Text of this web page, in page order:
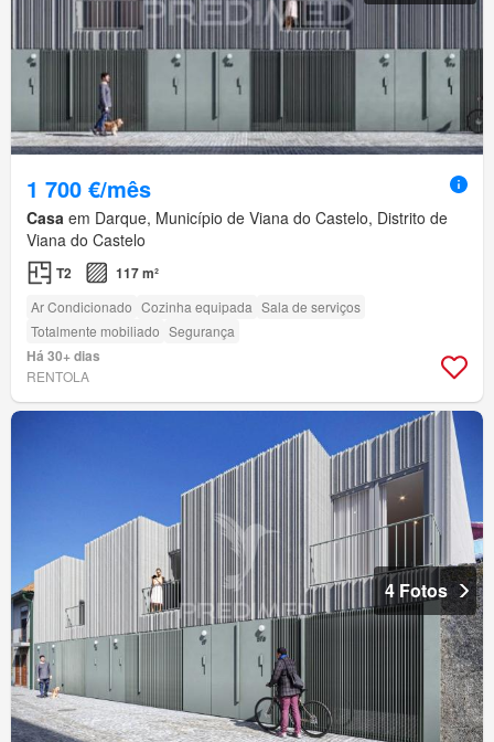
1 700 €/mês
Casa em Darque, Município de Viana do Castelo, Distrito de
Viana do Castelo
T2 117 m²
Ar Condicionado Cozinha equipada Sala de serviços
Totalmente mobiliado Segurança
Há 30+ dias
RENTOLA
4 Fotos